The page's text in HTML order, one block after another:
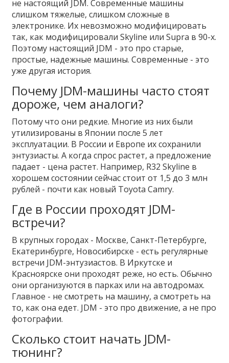
не настоящий JDM. Современные машины
слишком тяжелые, слишком сложные в
электронике. Их невозможно модифицировать
так, как модифицировали Skyline или Supra в 90-х.
Поэтому настоящий JDM - это про старые,
простые, надежные машины. Современные - это
уже другая история.
Почему JDM-машины часто стоят
дороже, чем аналоги?
Потому что они редкие. Многие из них были
утилизированы в Японии после 5 лет
эксплуатации. В России и Европе их сохранили
энтузиасты. А когда спрос растет, а предложение
падает - цена растет. Например, R32 Skyline в
хорошем состоянии сейчас стоит от 1,5 до 3 млн
рублей - почти как новый Toyota Camry.
Где в России проходят JDM-
встречи?
В крупных городах - Москве, Санкт-Петербурге,
Екатеринбурге, Новосибирске - есть регулярные
встречи JDM-энтузиастов. В Иркутске и
Красноярске они проходят реже, но есть. Обычно
они организуются в парках или на автодромах.
Главное - не смотреть на машину, а смотреть на
то, как она едет. JDM - это про движение, а не про
фотографии.
Сколько стоит начать JDM-
тюнинг?